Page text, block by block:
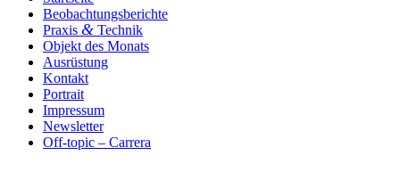
Beobachtungsberichte
Praxis & Technik
Objekt des Monats
Ausrüstung
Kontakt
Portrait
Impressum
Newsletter
Off-topic – Carrera